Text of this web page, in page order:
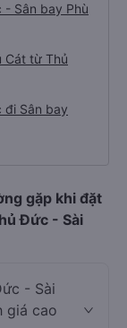
Sân bay Phù
Cát từ Thủ
đi Sân bay
gặp khi đặt
Đức - Sài
- Sài
giá cao